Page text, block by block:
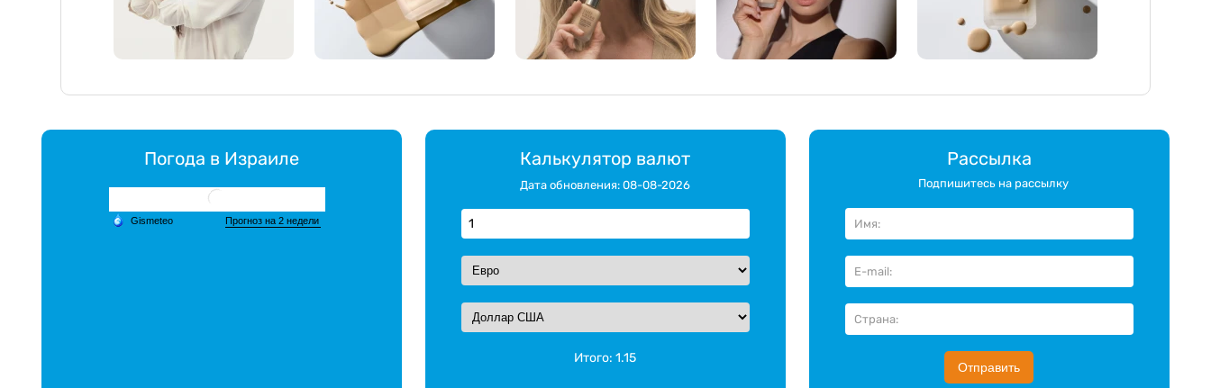
Погода в Израиле Калькулятор валют
Дата обновления: 08-08-2026
Итого:1.15
Рассылка
Подпишитесь на рассылку
Отправить